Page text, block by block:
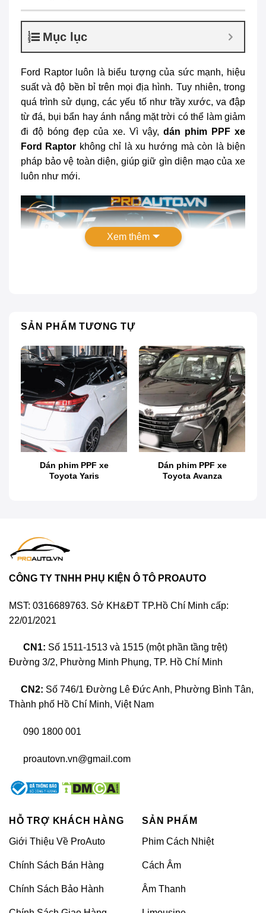
Mục lục
Ford Raptor luôn là biểu tượng của sức mạnh, hiệu
suất và độ bền bỉ trên mọi địa hình. Tuy nhiên, trong
quá trình sử dụng, các yếu tố như trầy xước, va đập
từ đá, bụi bẩn hay ánh nắng mặt trời có thể làm giảm
đi độ bóng đẹp của xe. Vì vậy, dán phim PPF xe
Ford Raptor không chỉ là xu hướng mà còn là biện
pháp bảo vệ toàn diện, giúp giữ gìn diện mạo của xe
luôn như mới.
Dán phim PPF xe Ford Raptor: Bảng giá 2024
PPF ô tô là gì? Lợi ích của việc dán phim
PPF xe Ford Raptor
PPF (Paint Protection Film) là một loại màng trong
suốt được thiết kế để bảo vệ bề mặt sơn của xe khỏi
chất hay tia UV. Đặc điểm nổi bật của phim PPF là
xúc với điều kiện khắc nghiệt, việc dán phim PPF
va đập khi di chuyển qua địa hình gồ ghề. Phim
Chống lại tác hại của tia UV: Phim PPF có khả
năng chống tia UV, giúp xe không bị phai màu
sơn của xe luôn sáng bóng, tạo nên vẻ ngoài
Xem thêm
SẢN PHẨM TƯƠNG TỰ
Dán phim PPF xe
Toyota Yaris
Dán phim PPF xe
Toyota Avanza
CÔNG TY TNHH PHỤ KIỆN Ô TÔ PROAUTO
MST: 0316689763. Sở KH&ĐT TP.Hồ Chí Minh cấp:
22/01/2021
CN1: Số 1511-1513 và 1515 (một phần tầng trệt)
Đường 3/2, Phường Minh Phụng, TP. Hồ Chí Minh
CN2: Số 746/1 Đường Lê Đức Anh, Phường Bình Tân,
Thành phố Hồ Chí Minh, Việt Nam
090 1800 001
proautovn.vn@gmail.com
HỖ TRỢ KHÁCH HÀNG
Giới Thiệu Về ProAuto
Chính Sách Bán Hàng
Chính Sách Bảo Hành
SẢN PHẨM
Phim Cách Nhiệt
Cách Âm
Âm Thanh